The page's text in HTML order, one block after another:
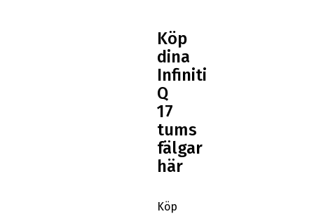
Köp
dina
Infiniti
Q
17
tums
fälgar
här
Köp